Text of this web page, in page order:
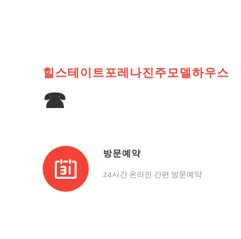
힐스테이트포레나진주모델하우스
☎
방문예약
24시간 온라인 간편 방문예약